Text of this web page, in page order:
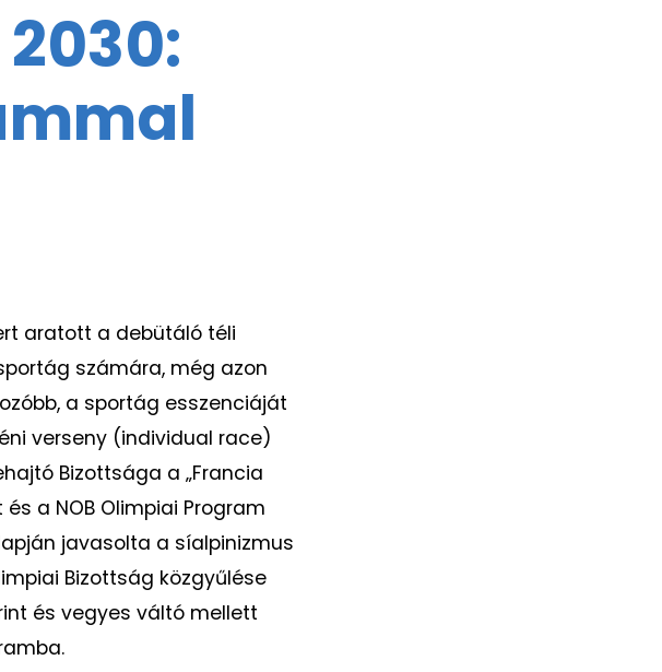
aratott a debütáló téli
számára, még azon
a sportág esszenciáját
verseny (individual race)
Bizottsága a „Francia
a NOB Olimpiai Program
javasolta a síalpinizmus
Bizottság közgyűlése
és vegyes váltó mellett